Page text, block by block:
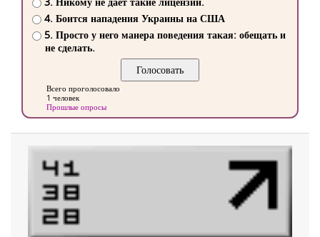
4. Боится нападения Украины на США
5. Просто у него манера поведения такая: обещать и
не сделать.
Всего проголосовало
1 человек
Прошлые опросы